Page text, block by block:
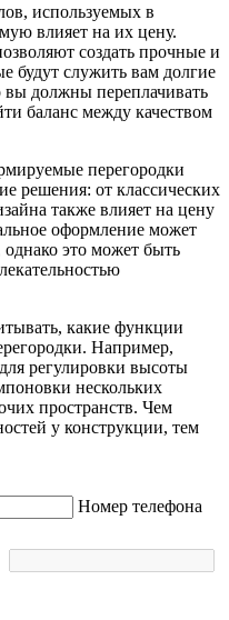
используемых в
влияет на их цену.
создать прочные и
будут служить вам долгие
вы должны переплачивать
баланс между качеством
перегородки
решения: от классических
также влияет на цену
оформление может
это может быть
какие функции
Например,
регулировки высоты
нескольких
пространств. Чем
у конструкции, тем
Номер телефона